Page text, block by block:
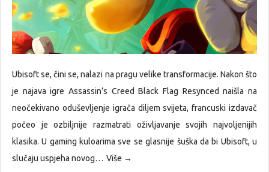
Ubisoft se, čini se, nalazi na pragu velike transformacije. Nakon što
je najava igre Assassin’s Creed Black Flag Resynced naišla na
neočekivano oduševljenje igrača diljem svijeta, francuski izdavač
počeo je ozbiljnije razmatrati oživljavanje svojih najvoljenijih
klasika. U gaming kuloarima sve se glasnije šuška da bi Ubisoft, u
slučaju uspjeha novog… Više →